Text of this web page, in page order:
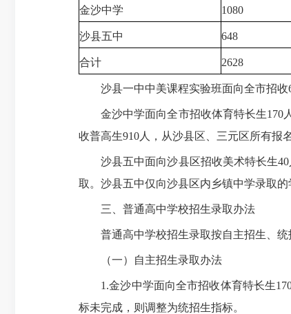
金沙中学 1080
沙县五中 648
合计 2628
沙县一中中美课程实验班面向全市招收
金沙中学面向全市招收体育特长生170人
收普高生910人，从沙县区、三元区所有报
沙县五中面向沙县区招收美术特长生40
取。沙县五中仅向沙县区内乡镇中学录取的
三、普通高中学校招生录取办法
普通高中学校招生录取按自主招生、统
（一）自主招生录取办法
1.金沙中学面向全市招收体育特长生170
标未完成，则调整为统招生指标。